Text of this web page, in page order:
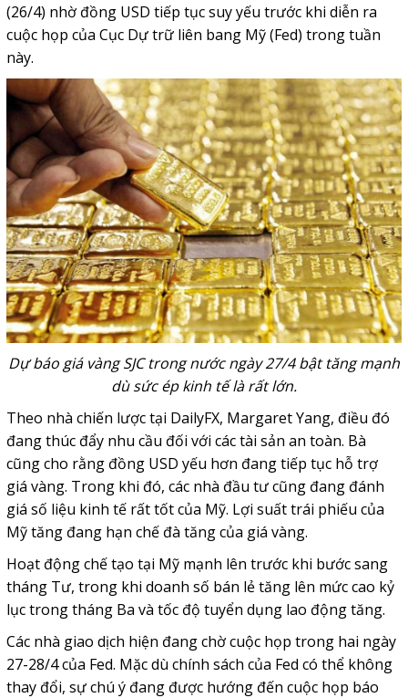
(26/4) nhờ đồng USD tiếp tục suy yếu trước khi diễn ra
cuộc họp của Cục Dự trữ liên bang Mỹ (Fed) trong tuần
này.
Dự báo giá vàng SJC trong nước ngày 27/4 bật tăng mạnh
dù sức ép kinh tế là rất lớn.
Theo nhà chiến lược tại DailyFX, Margaret Yang, điều đó
đang thúc đẩy nhu cầu đối với các tài sản an toàn. Bà
cũng cho rằng đồng USD yếu hơn đang tiếp tục hỗ trợ
giá vàng. Trong khi đó, các nhà đầu tư cũng đang đánh
giá số liệu kinh tế rất tốt của Mỹ. Lợi suất trái phiếu của
Mỹ tăng đang hạn chế đà tăng của giá vàng.
Hoạt động chế tạo tại Mỹ mạnh lên trước khi bước sang
tháng Tư, trong khi doanh số bán lẻ tăng lên mức cao kỷ
lục trong tháng Ba và tốc độ tuyển dụng lao động tăng.
Các nhà giao dịch hiện đang chờ cuộc họp trong hai ngày
27-28/4 của Fed. Mặc dù chính sách của Fed có thể không
thay đổi, sự chú ý đang được hướng đến cuộc họp báo